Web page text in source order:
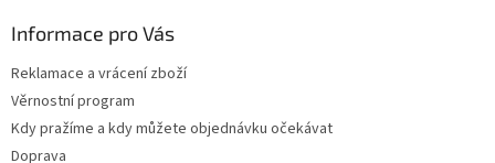
Informace pro Vás
Reklamace a vrácení zboží
Věrnostní program
Kdy pražíme a kdy můžete objednávku očekávat
Doprava